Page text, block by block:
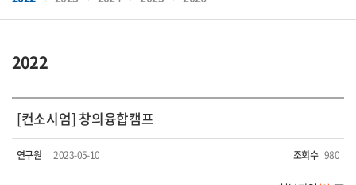
2022
[컨소시엄] 창의융합캠프
연구원 2023-05-10 조회수 980